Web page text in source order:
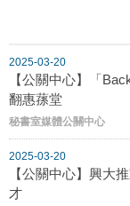
2025-03-20
【公關中心】「
翻惠蓀堂
秘書室媒體公關中心
2025-03-20
【公關中心】興大
才